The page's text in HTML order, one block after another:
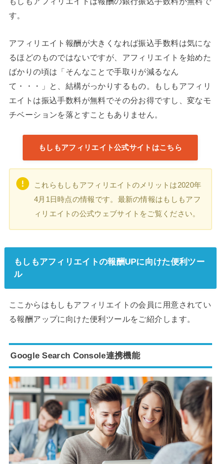
す。
アフィリエイト報酬が大きくなれば振込手数料は気にな
るほどのものではないですが、アフィリエイトを始めた
ばかりの頃は「そんなことで手取りが減るなん
て・・・」と、結構がっかりするもの。もしもアフィリ
エイトは振込手数料が無料でその分お得ですし、変なモ
チベーションを落とすこともありません。
もしもアフィリエイト公式サイトはこちら
これらもしもアフィリエイトのメリットは2020年
4月1日時点の情報です。最新の情報はもしもアフ
ィリエイトの公式ウェブサイトをご覧ください。
もしもアフィリエイトの報酬UPに向けた便利ツー
ル
ここからはもしもアフィリエイトの会員に用意されてい
る報酬アップに向けた便利ツールをご紹介します。
Google Search Console連携機能